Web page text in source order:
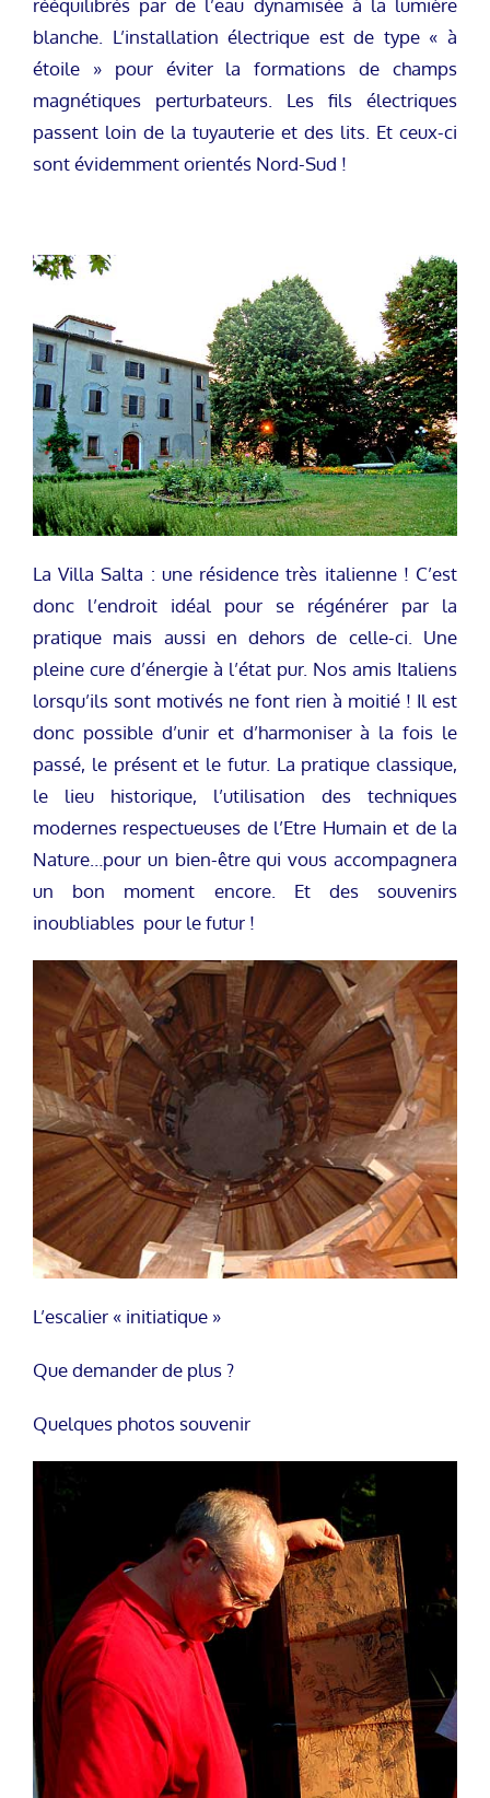
blanche. L’installation électrique est de type « à
étoile » pour éviter la formations de champs
magnétiques perturbateurs. Les fils électriques
passent loin de la tuyauterie et des lits. Et ceux-ci
sont évidemment orientés Nord-Sud !
La Villa Salta : une résidence très italienne ! C’est
donc l’endroit idéal pour se régénérer par la
pratique mais aussi en dehors de celle-ci. Une
pleine cure d’énergie à l’état pur. Nos amis Italiens
lorsqu’ils sont motivés ne font rien à moitié ! Il est
donc possible d’unir et d’harmoniser à la fois le
passé, le présent et le futur. La pratique classique,
le lieu historique, l’utilisation des techniques
modernes respectueuses de l’Etre Humain et de la
Nature…pour un bien-être qui vous accompagnera
un bon moment encore. Et des souvenirs
inoubliables pour le futur !
L’escalier « initiatique »
Que demander de plus ?
Quelques photos souvenir